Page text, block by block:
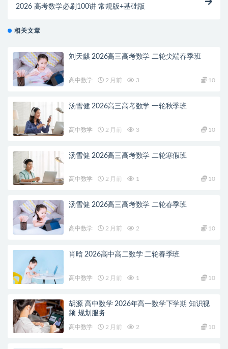
2026 高考数学必刷100讲 常规版+基础版
相关文章
刘天麒 2026高三高考数学 二轮尖端春季班
高中数学 2 月前 3 10
汤雪健 2026高三高考数学 一轮秋季班
高中数学 2 月前 3 10
汤雪健 2026高三高考数学 二轮寒假班
高中数学 2 月前 1 10
汤雪健 2026高三高考数学 二轮春季班
高中数学 2 月前 2 10
肖晗 2026高中高二数学 二轮春季班
高中数学 2 月前 1 10
胡源 高中数学 2026年高一数学下学期 知识视
频 规划服务
高中数学 2 月前 2 10